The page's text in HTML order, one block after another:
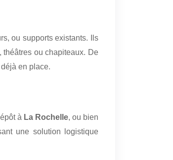
ou supports existants. Ils
ou chapiteaux. De
en place.
à La Rochelle, ou bien
une solution logistique